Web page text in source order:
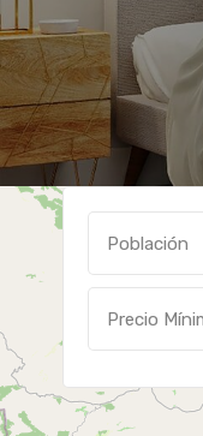
Población
Precio